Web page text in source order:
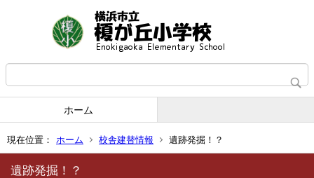
ホーム
現在位置： ホーム 校舎建替情報 遺跡発掘！？
遺跡発掘！？